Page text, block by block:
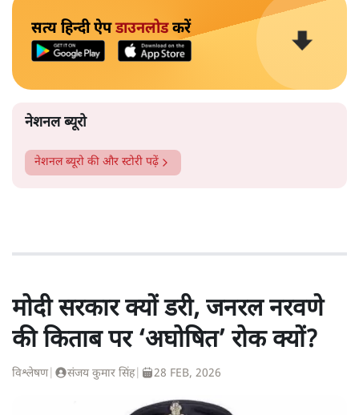
सत्य हिन्दी ऐपडाउनलोडकरें
नेशनल ब्यूरो
नेशनल ब्यूरो की और स्टोरी पढ़ें
मोदी सरकार क्यों डरी, जनरल नरवणे
की किताब पर ‘अघोषित’ रोक क्यों?
विश्लेषण| संजय कुमार सिंह| 28 FEB, 2026